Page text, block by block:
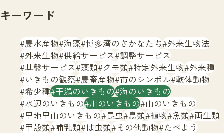
文字サイズ 小 中 大
生物多様性ふくおかウェブセンターとは
サイトマップ
キーワード
農水産物 海藻 博多湾のさかなたち 外来生物法
外来生物 供給サービス 調整サービス
基盤サービス 藻類 クモ類 特定外来生物 外来種
いきもの観察 農畜産物 市のシンボル 軟体動物
希少種 干潟のいきもの 海のいきもの
水辺のいきもの 川のいきもの 山のいきもの
里地里山のいきもの 昆虫 鳥類 植物 魚類 両生類
甲殻類 哺乳類 は虫類 その他動物 たべよう